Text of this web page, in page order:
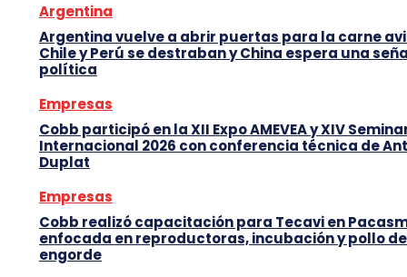
Argentina
Argentina vuelve a abrir puertas para la carne
Chile y Perú se destraban y China espera una
política
Empresas
Cobb participó en la XII Expo AMEVEA y XIV
Internacional 2026 con conferencia técnica de
Duplat
Empresas
Cobb realizó capacitación para Tecavi en
enfocada en reproductoras, incubación y pollo de
engorde